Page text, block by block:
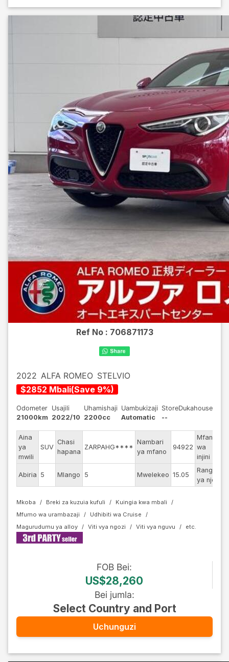
Ref No : 706871173
2022 ALFA ROMEO STELVIO
$2852 Mbali(Save 9%)
Odometer
21000km
Usajili
2022/10
Uhamishaji
2200cc
Uambukizaji
Automatic
StoreDukahouse
--
Aina
ya
mwili
SUV
Chasi
hapana
ZARPAHG****
Nambari
ya mfano
94922
Mfano
wa
injini
Abiria 5 Mlango 5 Mwelekeo 15.05
Rangi
ya nje
Mkoba Breki za kuzuia kufuli
Kuingia kwa mbali
Mfumo wa urambazaji
Udhibiti wa Cruise
Magurudumu ya alloy
Viti vya ngozi Viti vya nguvu
FOB Bei:
US$28,260
Bei jumla:
Select Country and Port
Uchunguzi